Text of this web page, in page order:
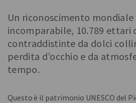
Un riconoscimento
incomparabile, 10.789 ettari
contraddistinte da dolci
perdita d’occhio e da
tempo.
Questo è il patrimonio UNESCO del